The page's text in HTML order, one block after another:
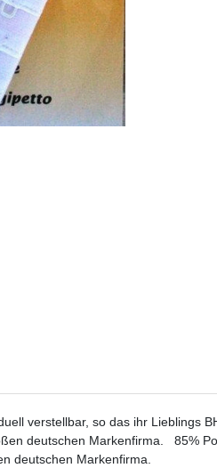
verstellbar, so das ihr Lieblings
deutschen Markenfirma. 85%
deutschen Markenfirma.